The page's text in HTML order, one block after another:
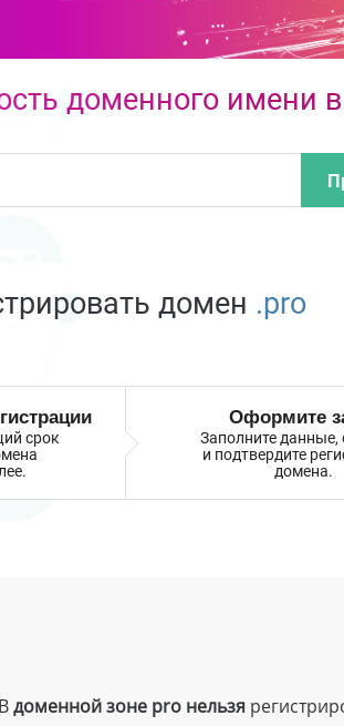
доменного имени
домен .pro
срок
Оформите
Заполните данные,
и подтвердите
домена.
доменной зоне pro нельзя